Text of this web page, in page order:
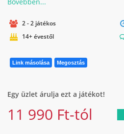
2 - 2 játékos
14+ évestől
Link másolása Megosztás
Egy üzlet árulja ezt a játékot!
11 990 Ft-tól